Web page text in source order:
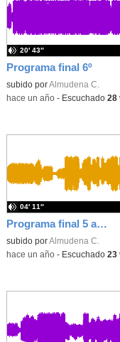
Programa final 6º
subido porAlmudena C.
20′ 43″
-hace un año- Escuchado 28
Programa final 5 años
subido porAlmudena C.
04′ 11″
-hace un año- Escuchado 23